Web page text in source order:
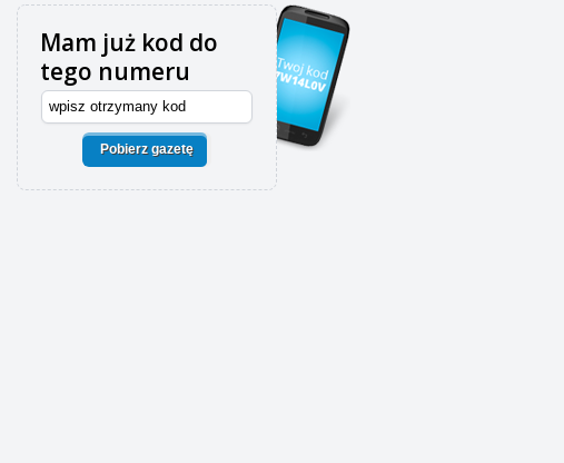
Mam już kod do
tego numeru
Pobierz gazetę